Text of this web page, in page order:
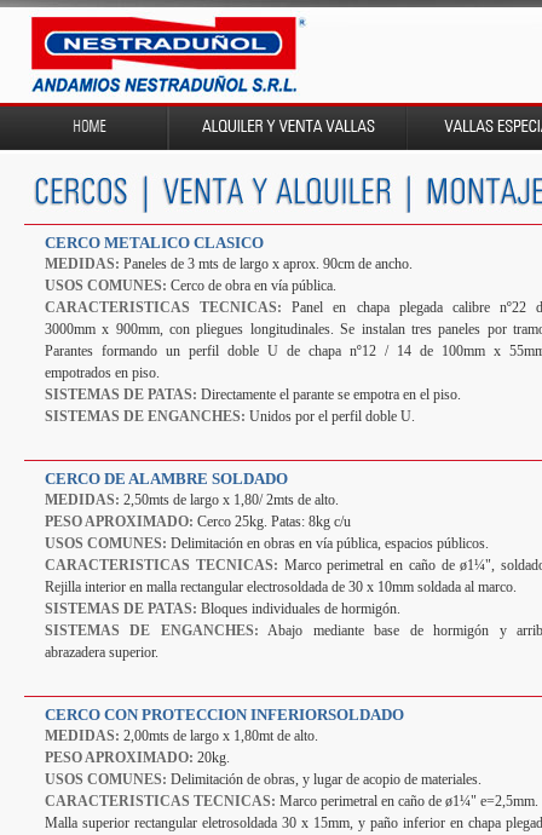
CERCO METALICO CLASICO
MEDIDAS: Paneles de 3 mts de largo x aprox. 90cm de ancho.
USOS COMUNES: Cerco de obra en vía pública.
CARACTERISTICAS TECNICAS:Panel en chapa plegada calibre nº22
3000mm x 900mm, con pliegues longitudinales. Se instalan tres paneles por
Parantes formando un perfil doble U de chapa nº12 / 14 de 100mm x
empotrados en piso.
SISTEMAS DE PATAS: Directamente el parante se empotra en el piso.
SISTEMAS DE ENGANCHES: Unidos por el perfil doble U.
CERCO DE ALAMBRE SOLDADO
MEDIDAS: 2,50mts de largo x 1,80/ 2mts de alto.
PESO APROXIMADO: Cerco 25kg. Patas: 8kg c/u
USOS COMUNES: Delimitación en obras en vía pública, espacios públicos.
CARACTERISTICAS TECNICAS: Marco perimetral en caño de ø1¼",
Rejilla interior en malla rectangular electrosoldada de 30 x 10mm soldada al marco.
SISTEMAS DE PATAS: Bloques individuales de hormigón.
SISTEMAS DE ENGANCHES: Abajo mediante base de hormigón y
abrazadera superior.
CERCO CON PROTECCION INFERIORSOLDADO
MEDIDAS: 2,00mts de largo x 1,80mt de alto.
PESO APROXIMADO: 20kg.
USOS COMUNES: Delimitación de obras, y lugar de acopio de materiales.
CARACTERISTICAS TECNICAS: Marco perimetral en caño de ø1¼" e=2,5mm.
Malla superior rectangular eletrosoldada 30 x 15mm, y paño inferior en chapa